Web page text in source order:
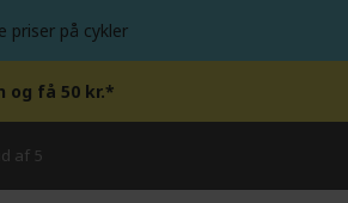
priser på cykler
og få 50 kr.*
af 5